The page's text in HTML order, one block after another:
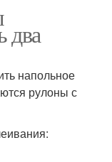
два
напольное
рулоны с